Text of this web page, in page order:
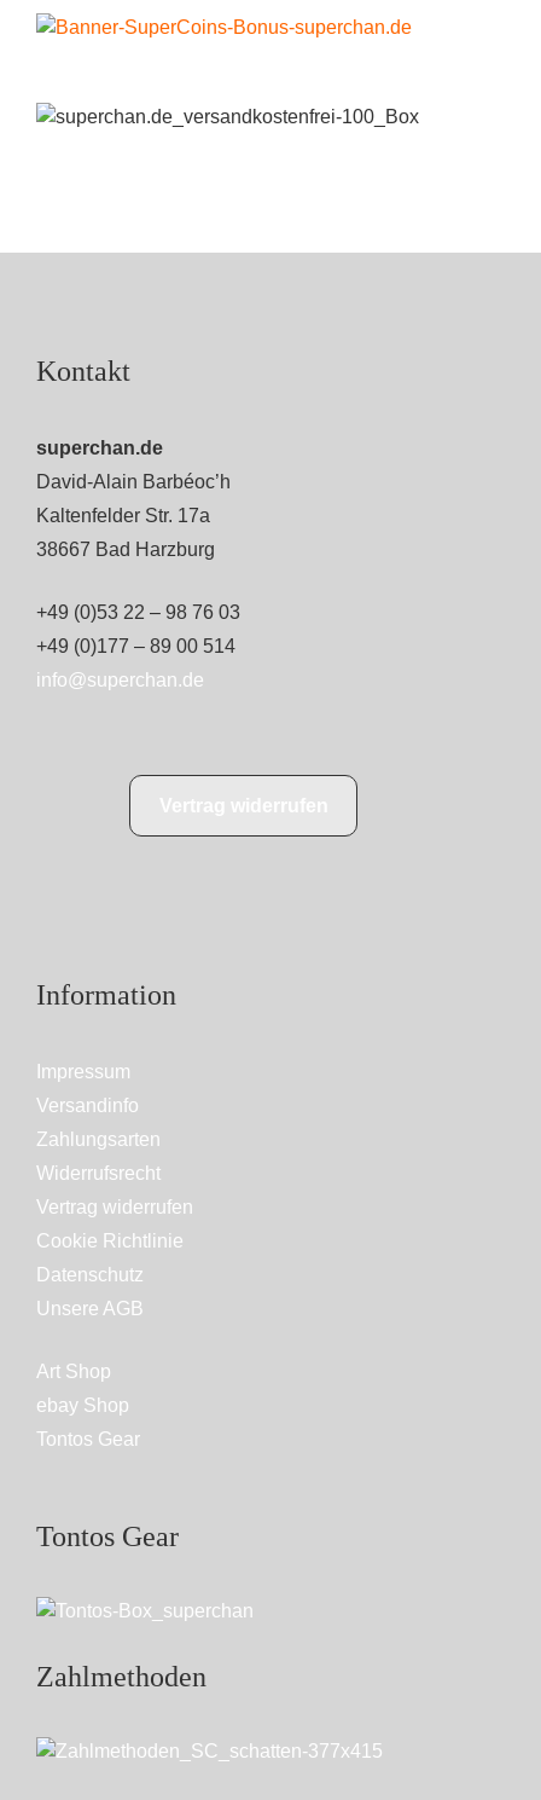
Kontakt
superchan.de
David-Alain Barbéoc’h
Kaltenfelder Str. 17a
38667 Bad Harzburg
+49 (0)53 22 – 98 76 03
+49 (0)177 – 89 00 514
info@superchan.de
Information
Impressum
Versandinfo
Zahlungsarten
Widerrufsrecht
Vertrag widerrufen
Cookie Richtlinie
Datenschutz
Unsere AGB
Art Shop
ebay Shop
Tontos Gear
Tontos Gear
Zahlmethoden